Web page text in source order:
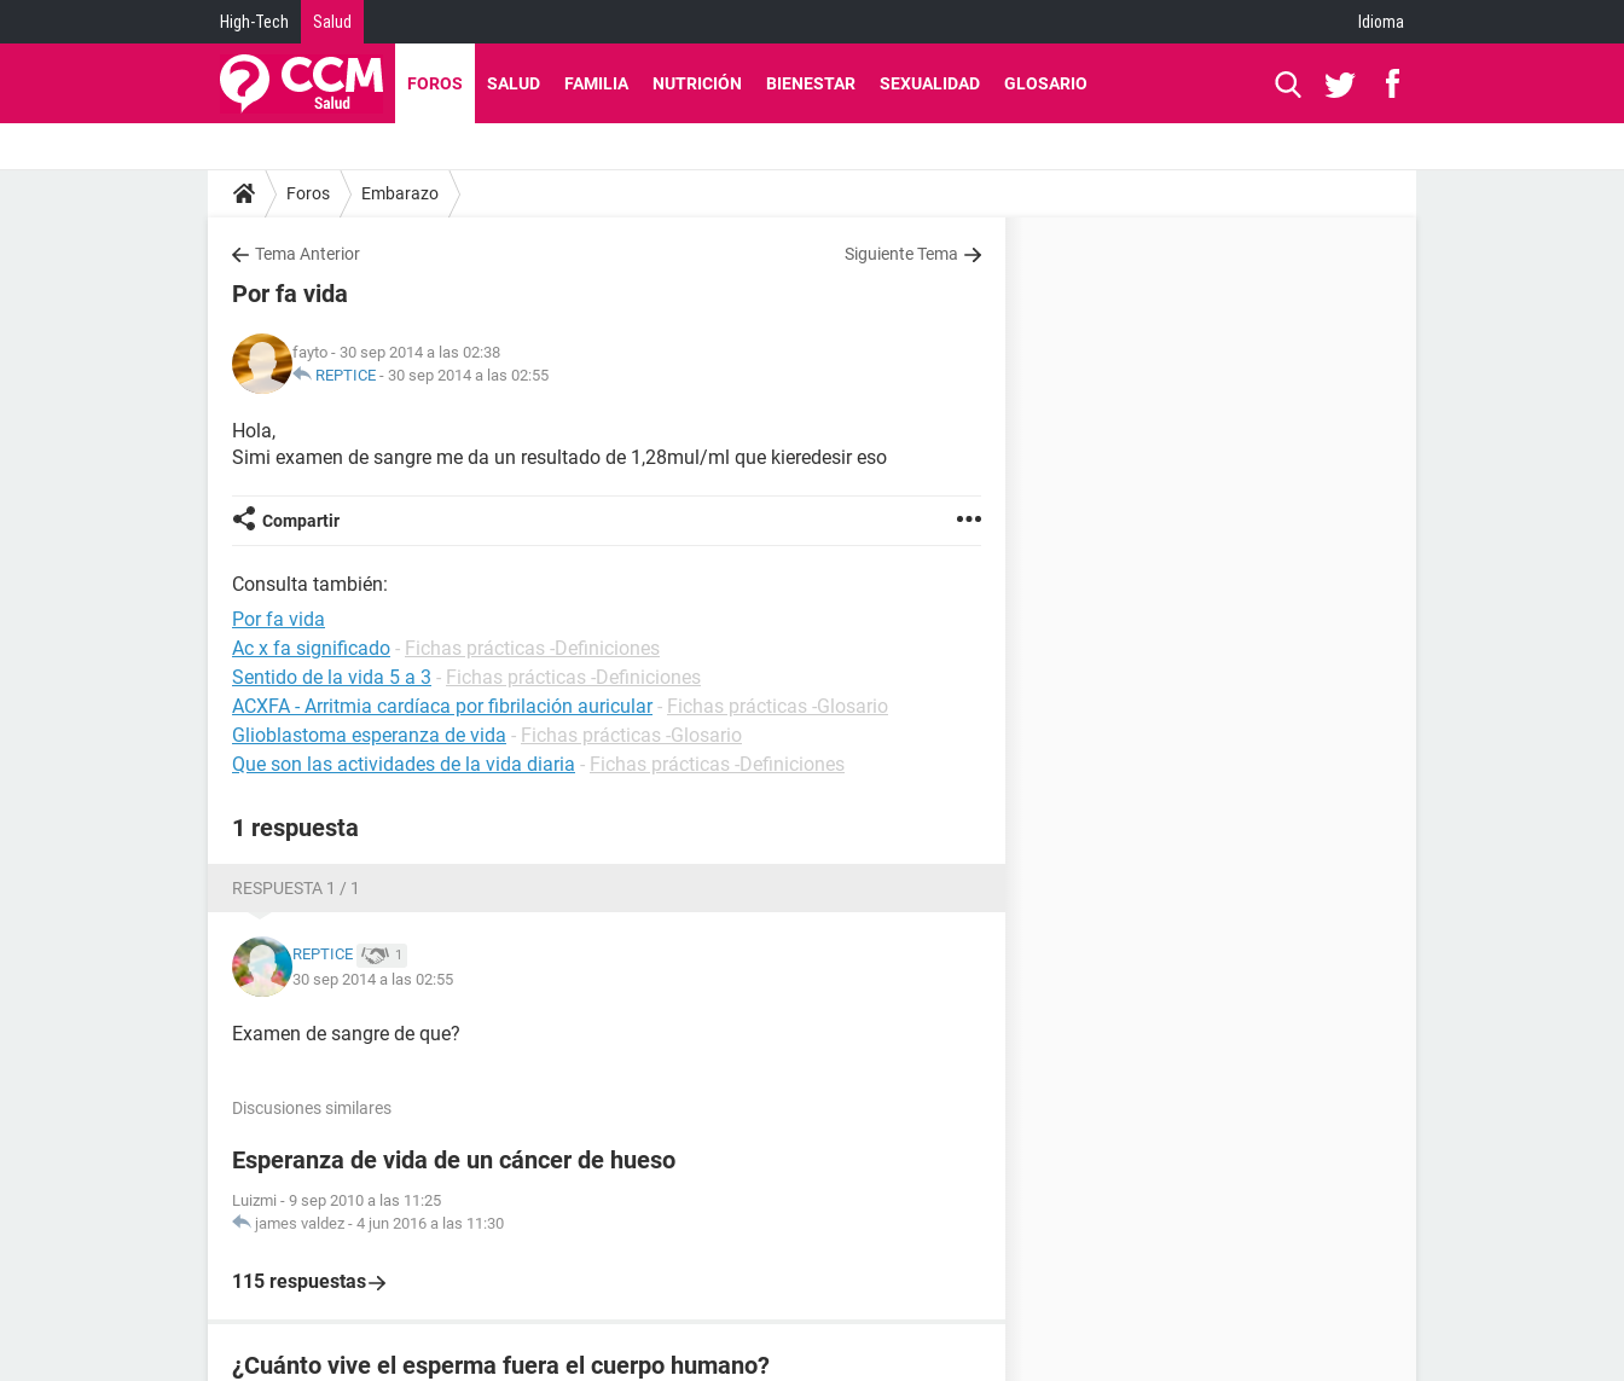
High-Tech Salud Idioma
FOROS SALUD FAMILIA NUTRICIÓN BIENESTAR SEXUALIDAD GLOSARIO
Foros Embarazo
Tema Anterior Siguiente Tema
Por fa vida
fayto - 30 sep 2014 a las 02:38
REPTICE - 30 sep 2014 a las 02:55
Hola,
Simi examen de sangre me da un resultado de 1,28mul/ml que kieredesir eso
Compartir
Consulta también:
Por fa vida
Ac x fa significado - Fichas prácticas -Definiciones
Sentido de la vida 5 a 3 - Fichas prácticas -Definiciones
ACXFA - Arritmia cardíaca por fibrilación auricular - Fichas prácticas -Glosario
Glioblastoma esperanza de vida - Fichas prácticas -Glosario
Que son las actividades de la vida diaria - Fichas prácticas -Definiciones
1 respuesta
RESPUESTA 1 / 1
REPTICE 1
30 sep 2014 a las 02:55
Examen de sangre de que?
Discusiones similares
Esperanza de vida de un cáncer de hueso
Luizmi - 9 sep 2010 a las 11:25
james valdez - 4 jun 2016 a las 11:30
115 respuestas
¿Cuánto vive el esperma fuera el cuerpo humano?